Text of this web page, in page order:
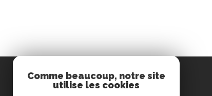
Comme beaucoup, notre site
utilise les cookies